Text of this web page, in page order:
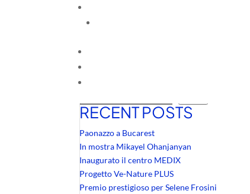
Cerca
RECENT POSTS
Paonazzo a Bucarest
In mostra Mikayel Ohanjanyan
Inaugurato il centro MEDIX
Progetto Ve-Nature PLUS
Premio prestigioso per Selene Frosini